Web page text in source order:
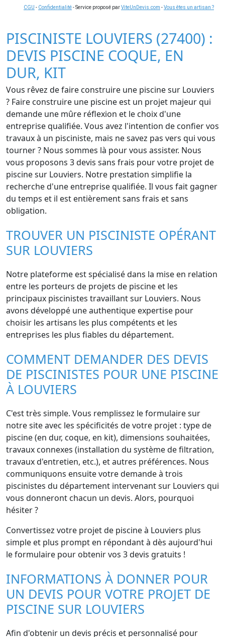
CGU - Confidentialité- Service proposé parViteUnDevis.com -Vous êtes un artisan ?
PISCINISTE LOUVIERS (27400) :
DEVIS PISCINE COQUE, EN
DUR, KIT
Vous rêvez de faire construire une piscine sur Louviers
? Faire construire une piscine est un projet majeur qui
demande une mûre réflexion et le choix d'une
entreprise qualifiée. Vous avez l'intention de confier vos
travaux à un pisciniste, mais ne savez pas vers qui vous
tourner ? Nous sommes là pour vous assister. Nous
vous proposons 3 devis sans frais pour votre projet de
piscine sur Louviers. Notre prestation simplifie la
recherche d'une entreprise qualifiée. Il vous fait gagner
du temps et il est entièrement sans frais et sans
obligation.
TROUVER UN PISCINISTE OPÉRANT
SUR LOUVIERS
Notre plateforme est spécialisé dans la mise en relation
entre les porteurs de projets de piscine et les
principaux piscinistes travaillant sur Louviers. Nous
avons développé une authentique expertise pour
choisir les artisans les plus compétents et les
entreprises les plus fiables du département.
COMMENT DEMANDER DES DEVIS
DE PISCINISTES POUR UNE PISCINE
À LOUVIERS
C'est très simple. Vous remplissez le formulaire sur
notre site avec les spécificités de votre projet : type de
piscine (en dur, coque, en kit), dimensions souhaitées,
travaux connexes (installation du système de filtration,
travaux d'entretien, etc.), et autres préférences. Nous
communiquons ensuite votre demande à trois
piscinistes du département intervenant sur Louviers qui
vous donneront chacun un devis. Alors, pourquoi
hésiter ?
Convertissez votre projet de piscine à Louviers plus
simple et plus prompt en répondant à dès aujourd'hui
le formulaire pour obtenir vos 3 devis gratuits !
INFORMATIONS À DONNER POUR
UN DEVIS POUR VOTRE PROJET DE
PISCINE SUR LOUVIERS
Afin d'obtenir un devis précis et personnalisé pour